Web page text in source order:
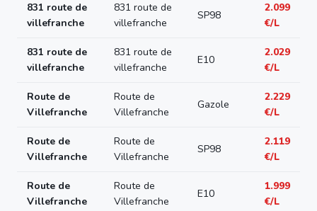
831 route de
villefranche
831 route de
villefranche
SP98
2.099
€/L
831 route de
villefranche
831 route de
villefranche
E10
2.029
€/L
Route de
Villefranche
Route de
Villefranche
Gazole
2.229
€/L
Route de
Villefranche
Route de
Villefranche
SP98
2.119
€/L
Route de
Villefranche
Route de
Villefranche
E10
1.999
€/L